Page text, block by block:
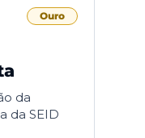
Ouro
da
da SEID